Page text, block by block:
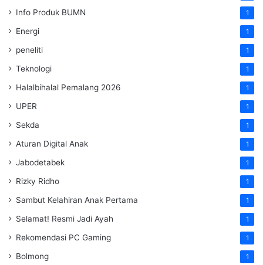
Info Produk BUMN 1
Energi 1
peneliti 1
Teknologi 1
Halalbihalal Pemalang 2026 1
UPER 1
Sekda 1
Aturan Digital Anak 1
Jabodetabek 1
Rizky Ridho 1
Sambut Kelahiran Anak Pertama 1
Selamat! Resmi Jadi Ayah 1
Rekomendasi PC Gaming 1
Bolmong 1